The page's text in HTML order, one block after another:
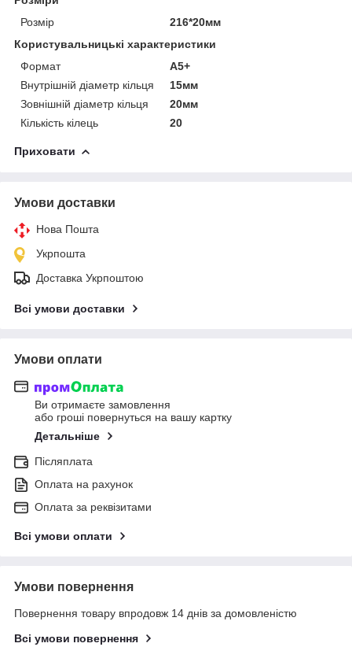
Розмір
216*20мм
Користувальницькі характеристики
Формат
А5+
Внутрішній діаметр кільця
15мм
Зовнішній діаметр кільця
20мм
Кількість кілець
20
Приховати
Умови доставки
Нова Пошта
Укрпошта
Доставка Укрпоштою
Всі умови доставки
Умови оплати
Ви отримаєте замовлення
або гроші повернуться на вашу картку
Детальніше
Післяплата
Оплата на рахунок
Оплата за реквізитами
Всі умови оплати
Умови повернення
Повернення товару впродовж 14 днів за домовленістю
Всі умови повернення